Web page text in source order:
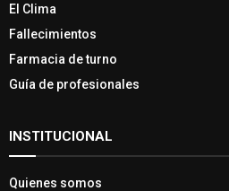
El Clima
Fallecimientos
Farmacia de turno
Guía de profesionales
INSTITUCIONAL
Quienes somos